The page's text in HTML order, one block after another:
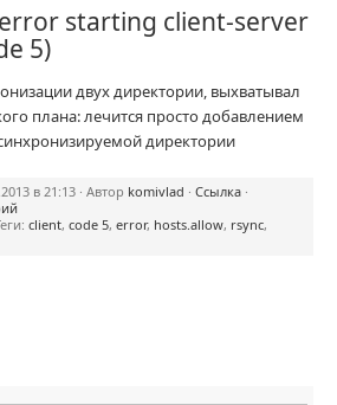
starting client-server
5)
двух директории, выхватывал
плана: лечится просто добавлением
директории
в 21:13 · Автор komivlad · Ссылка ·
client, code 5, error, hosts.allow, rsync,